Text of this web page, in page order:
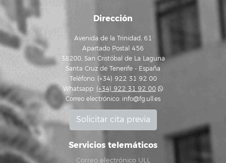
Dirección
Avenida de la Trinidad, 61
Apartado Postal 456
38200, San Cristóbal de La Laguna
Santa Cruz de Tenerife - España
Teléfono: (+34) 922 31 92 00
Whatsapp: (+34) 922 31 92 00
Correo electrónico: info@fg.ull.es
Solicitar cita previa
Servicios telemáticos
Correo electrónico ULL